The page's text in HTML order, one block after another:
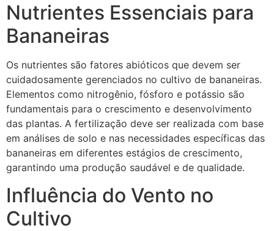
Nutrientes Essenciais para
Bananeiras
Os nutrientes são fatores abióticos que devem ser
cuidadosamente gerenciados no cultivo de bananeiras.
Elementos como nitrogênio, fósforo e potássio são
fundamentais para o crescimento e desenvolvimento
das plantas. A fertilização deve ser realizada com base
em análises de solo e nas necessidades específicas das
bananeiras em diferentes estágios de crescimento,
garantindo uma produção saudável e de qualidade.
Influência do Vento no
Cultivo